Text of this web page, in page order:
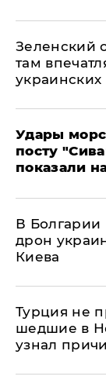
Зеленский
там
украинских
Удары
посту
показали
В Болгарии
дрон
Киева
Турция не
шедшие в
узнал